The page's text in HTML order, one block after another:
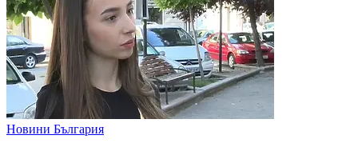
Новини България